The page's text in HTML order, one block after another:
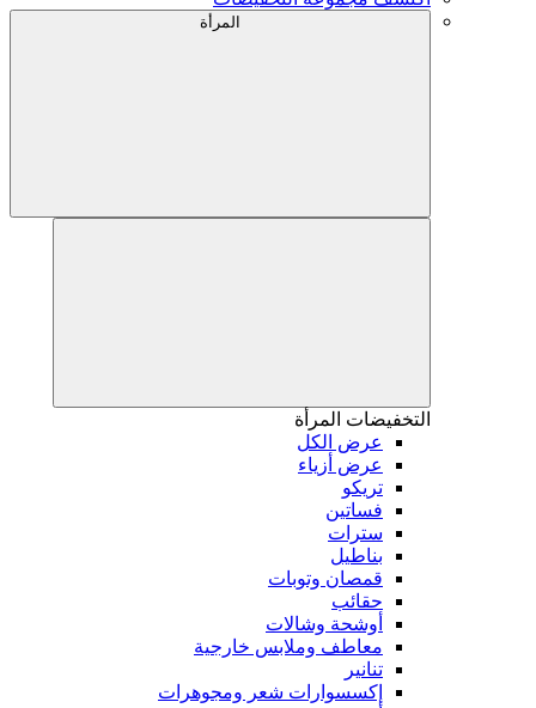
المرأة
التخفيضات المرأة
عرض الكل
عرض أزياء
تريكو
فساتين
سترات
بناطيل
قمصان وتوبات
حقائب
أوشحة وشالات
معاطف وملابس خارجية
تنانير
إكسسوارات شعر ومجوهرات